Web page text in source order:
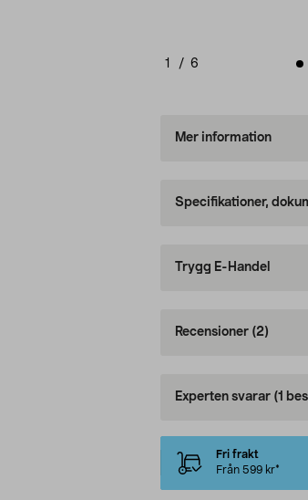
1 / 6
Mer information
Specifikationer,
Trygg E-Handel
Recensioner (2)
Experten svarar (1
Fri frakt
Från 599 kr*